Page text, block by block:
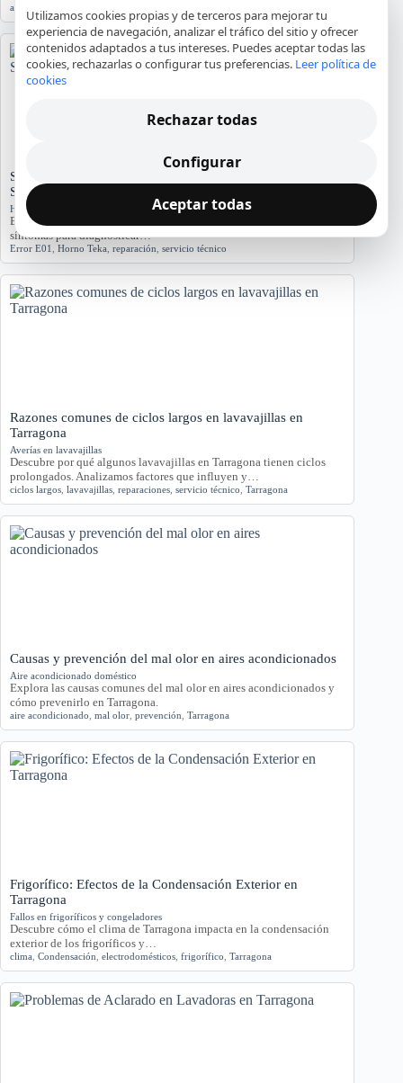
agua
Significado del Error E01 en Hornos Teka: Causas y
Soluciones
Hornos y placas de cocina
El error E01 en hornos Teka indica problemas. Conozca sus causas y
síntomas para diagnosticar…
Error E01 Horno Teka reparación servicio técnico
Razones comunes de ciclos largos en lavavajillas en
Tarragona
Averías en lavavajillas
Descubre por qué algunos lavavajillas en Tarragona tienen ciclos
prolongados. Analizamos factores que influyen y…
ciclos largos lavavajillas reparaciones servicio técnico Tarragona
Causas y prevención del mal olor en aires acondicionados
Aire acondicionado doméstico
Explora las causas comunes del mal olor en aires acondicionados y
cómo prevenirlo en Tarragona.
aire acondicionado mal olor prevención Tarragona
Frigorífico: Efectos de la Condensación Exterior en
Tarragona
Fallos en frigoríficos y congeladores
Descubre cómo el clima de Tarragona impacta en la condensación
exterior de los frigoríficos y…
clima Condensación electrodomésticos frigorífico Tarragona
Utilizamos cookies propias y de terceros para mejorar tu
experiencia de navegación, analizar el tráfico del sitio y ofrecer
contenidos adaptados a tus intereses. Puedes aceptar todas las
cookies, rechazarlas o configurar tus preferencias. Leer política de
cookies
Rechazar todas
Configurar
Aceptar todas